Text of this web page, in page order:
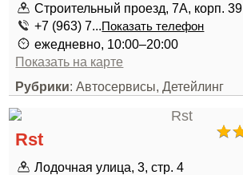
Строительный проезд, 7А, корп. 39
+7 (963) 7...Показать телефон
ежедневно, 10:00–20:00
Показать на карте
Рубрики: Автосервисы, Детейлинг
Rst
Лодочная улица, 3, стр. 4